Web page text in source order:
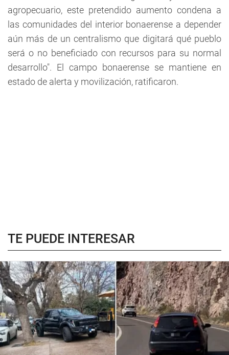
agropecuario, este pretendido aumento condena a
las comunidades del interior bonaerense a depender
aún más de un centralismo que digitará qué pueblo
será o no beneficiado con recursos para su normal
desarrollo". El campo bonaerense se mantiene en
estado de alerta y movilización, ratificaron.
TE PUEDE INTERESAR